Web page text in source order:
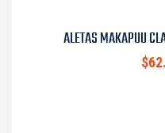
ALETAS MAKAPUU